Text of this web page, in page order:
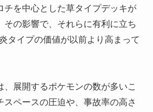
チを中心とした草タイプデッキが
その影響で、それらに有利に立ち
タイプの価値が以前より高まって
、展開するポケモンの数が多いこ
スペースの圧迫や、事故率の高さ